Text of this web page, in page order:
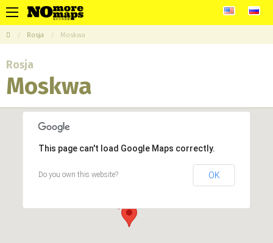
Rosja Moskwa
Rosja
Moskwa
This page can't load Google Maps correctly.
Do you own this website? OK